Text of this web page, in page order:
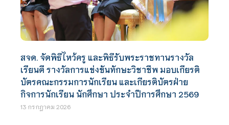
สจด. จัดพิธีไหว้ครู และพิธีรับพระราชทานรางวัล
เรียนดี รางวัลการแข่งขันทักษะวิชาชีพ มอบเกียรติ
บัตรคณะกรรมการนักเรียน และเกียรติบัตรฝ่าย
กิจการนักเรียน นักศึกษา ประจำปีการศึกษา 2569
13 กรกฎาคม 2026